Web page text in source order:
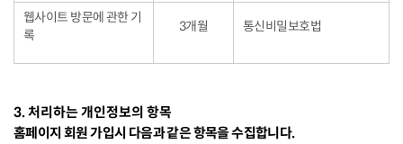
웹사이트 방문에 관한 기
록
3개월 통신비밀보호법
3. 처리하는 개인정보의 항목
홈페이지 회원 가입시 다음과 같은 항목을 수집합니다.